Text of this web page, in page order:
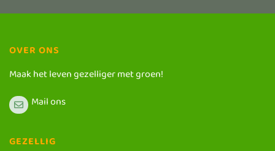
OVER ONS
Maak het leven gezelliger met groen!
Mail ons
GEZELLIG